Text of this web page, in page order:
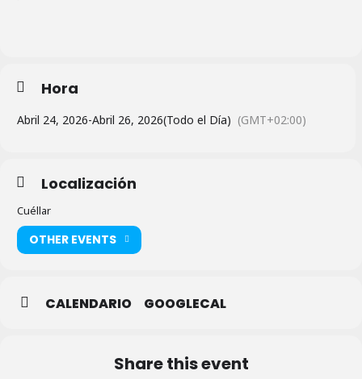
Hora
Abril 24, 2026-Abril 26, 2026(Todo el Día) (GMT+02:00)
Localización
Cuéllar
OTHER EVENTS
CALENDARIO GOOGLECAL
Share this event